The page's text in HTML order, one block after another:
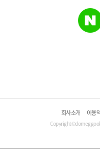
회사소개 이용